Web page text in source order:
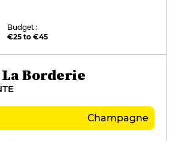
Budget :
€25 to €45
Borderie
Champagne